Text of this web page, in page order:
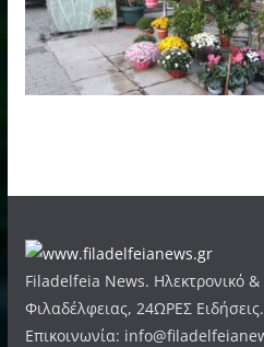
Filadelfeia News. Ηλεκτρονικό
Φιλαδέλφειας, 24ΩΡΕΣ
Επικοινωνία: